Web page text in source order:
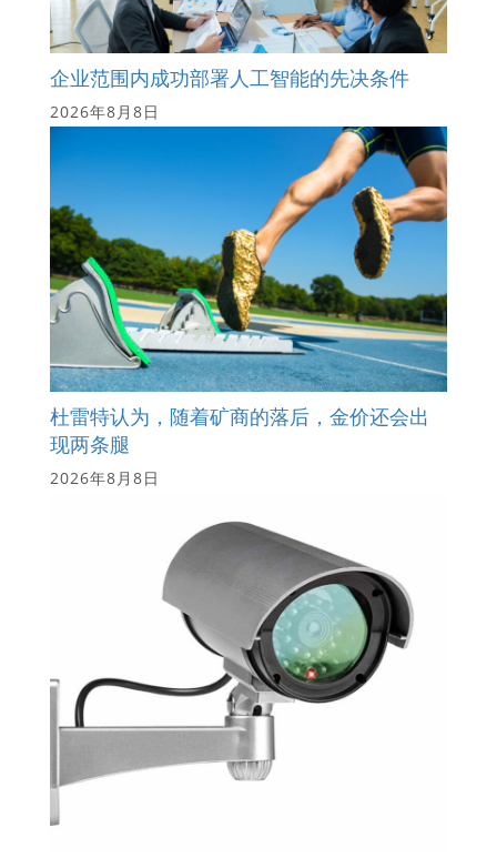
企业范围内成功部署人工智能的先决条件
2026年8月8日
杜雷特认为，随着矿商的落后，金价还会出
现两条腿
2026年8月8日